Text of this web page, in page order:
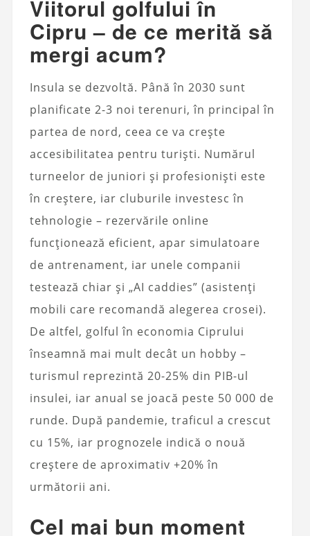
Viitorul golfului în
Cipru – de ce merită să
mergi acum?
Insula se dezvoltă. Până în 2030 sunt
planificate 2-3 noi terenuri, în principal în
partea de nord, ceea ce va crește
accesibilitatea pentru turiști. Numărul
turneelor de juniori și profesioniști este
în creștere, iar cluburile investesc în
tehnologie – rezervările online
funcționează eficient, apar simulatoare
de antrenament, iar unele companii
testează chiar și „AI caddies” (asistenți
mobili care recomandă alegerea crosei).
De altfel, golful în economia Ciprului
înseamnă mai mult decât un hobby –
turismul reprezintă 20-25% din PIB-ul
insulei, iar anual se joacă peste 50 000 de
runde. După pandemie, traficul a crescut
cu 15%, iar prognozele indică o nouă
creștere de aproximativ +20% în
următorii ani.
Cel mai bun moment